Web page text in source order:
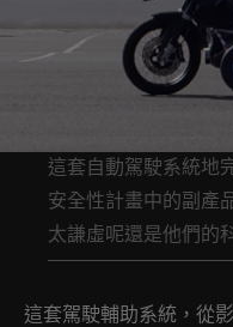
這套自動駕駛系統地
安全性計畫中的副產
太謙虛呢還是他們的
這套駕駛輔助系統，從